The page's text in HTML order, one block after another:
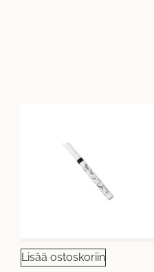
Lisää ostoskoriin